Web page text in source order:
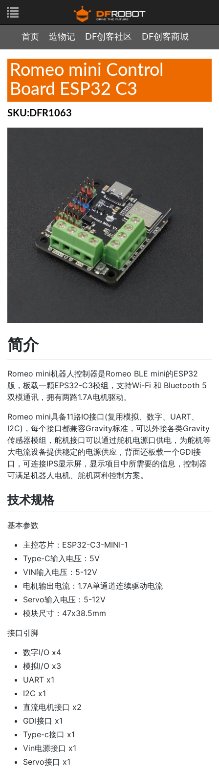
首页 造物记 DF创客社区 DF创客商城
Romeo mini Control
Board ESP32 C3
SKU:DFR1063
简介
Romeo mini机器人控制器是Romeo BLE mini的ESP32
版，板载一颗EPS32-C3模组，支持Wi-Fi 和 Bluetooth 5
双模通讯，拥有两路1.7A电机驱动。
Romeo mini具备11路IO接口(复用模拟、数字、UART、
I2C)，每个接口都兼容Gravity标准，可以外接各类Gravity
传感器模组，舵机接口可以通过舵机电源口供电，为舵机等
大电流设备提供稳定的电源供应，背面还板载一个GDI接
口，可连接IPS显示屏，显示项目中所需要的信息，控制器
可满足机器人电机、舵机两种控制方案。
技术规格
基本参数
主控芯片：ESP32-C3-MINI-1
Type-C输入电压：5V
VIN输入电压：5-12V
电机输出电流：1.7A单通道连续驱动电流
Servo输入电压：5-12V
模块尺寸：47x38.5mm
接口引脚
数字I/O x4
模拟I/O x3
UART x1
I2C x1
直流电机接口 x2
GDI接口 x1
Type-c接口 x1
Vin电源接口 x1
Servo接口 x1